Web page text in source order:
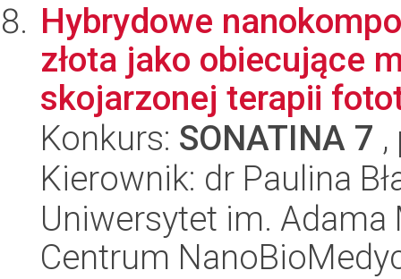
Hybrydowe
złota jako obiecujące
skojarzonej terapii
Konkurs: SONATINA 7
Kierownik: dr Paulina
Uniwersytet im.
Centrum